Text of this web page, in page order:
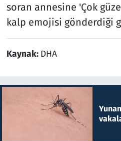
soran annesine 'Çok
kalp emojisi gönderdiği
Kaynak: DHA